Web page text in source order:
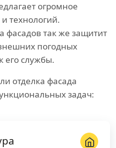
огромное
технологий.
фасадов так же защитит
погодных
его службы.
отделка фасада
задач: